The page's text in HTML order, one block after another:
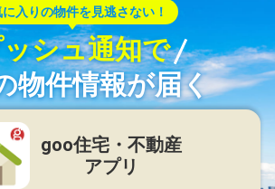
に入りの物件を見逃さない！
シュ通知で
物件情報が届く
goo住宅・不動産
アプリ